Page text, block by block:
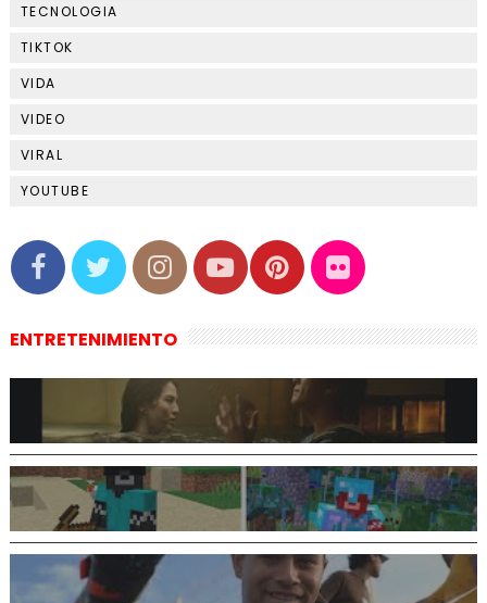
TECNOLOGIA
TIKTOK
VIDA
VIDEO
VIRAL
YOUTUBE
ENTRETENIMIENTO